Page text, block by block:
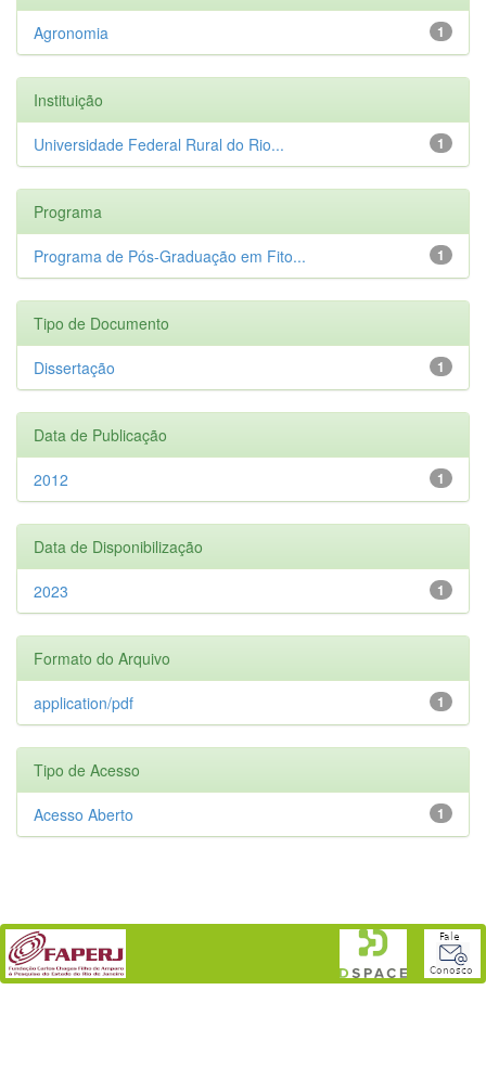
1
Agronomia
Instituição
1
Universidade Federal Rural do Rio...
Programa
1
Programa de Pós-Graduação em Fito...
Tipo de Documento
1
Dissertação
Data de Publicação
1
2012
Data de Disponibilização
1
2023
Formato do Arquivo
1
application/pdf
Tipo de Acesso
1
Acesso Aberto